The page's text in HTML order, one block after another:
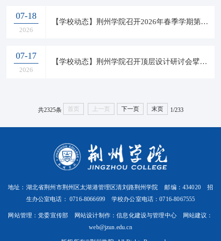
07-18
2026
【学校动态】荆州学院召开2026年春季学期第四次中层干部例会
07-17
2026
【学校动态】荆州学院召开顶层设计研讨会擘画高质量发展新蓝图
共2325条 首页 上一页 下一页 末页 1/233
地址：湖北省荆州市荆州区太湖港管理区清刘路荆州学院 邮编：434020 招
生办公室电话： 0716-8066699 学校办公室电话：0716-8067555
网站管理：党委宣传部 网站设计制作：信息化建设与管理中心 网站建议：
web@jzun.edu.cn